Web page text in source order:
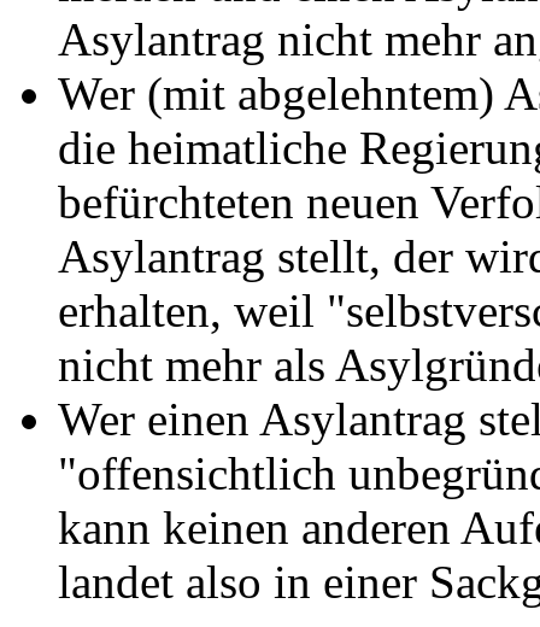
Asylantrag nicht mehr
Wer (mit abgelehntem)
die heimatliche
befürchteten neuen
Asylantrag stellt, der
erhalten, weil
nicht mehr als
Wer einen Asylantrag
"offensichtlich
kann keinen anderen
landet also in einer